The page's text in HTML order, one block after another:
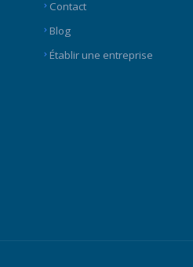
Contact
Blog
Établir une entreprise